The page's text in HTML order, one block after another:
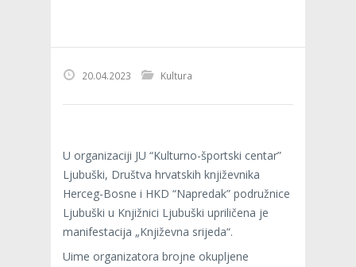
20.04.2023 Kultura
U organizaciji JU “Kulturno-športski centar”
Ljubuški, Društva hrvatskih književnika
Herceg-Bosne i HKD “Napredak” podružnice
Ljubuški u Knjižnici Ljubuški upriličena je
manifestacija „Književna srijeda“.
Uime organizatora brojne okupljene